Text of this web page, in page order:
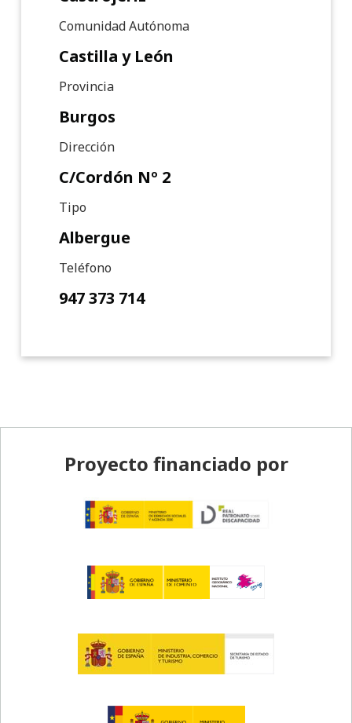
Comunidad Autónoma
Castilla y León
Provincia
Burgos
Dirección
C/Cordón Nº 2
Tipo
Albergue
Teléfono
947 373 714
Proyecto financiado por